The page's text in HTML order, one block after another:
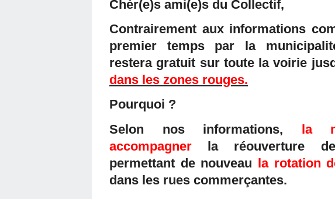
Chèr(e)s ami(e)s du Collectif,
Contrairement aux informations
premier temps par la
restera gratuit sur toute la voirie
dans les zones rouges.
Pourquoi ?
Selon nos informations, la
accompagner la réouverture
permettant de nouveau la rotation
dans les rues commerçantes.